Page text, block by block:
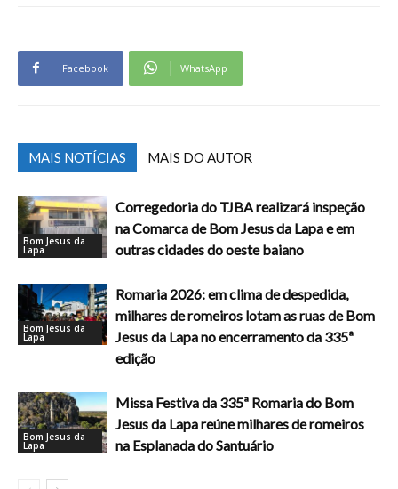
Facebook WhatsApp
MAIS NOTÍCIAS MAIS DO AUTOR
Bom Jesus da
Lapa
Corregedoria do TJBA realizará inspeção
na Comarca de Bom Jesus da Lapa e em
outras cidades do oeste baiano
Bom Jesus da
Lapa
Romaria 2026: em clima de despedida,
milhares de romeiros lotam as ruas de Bom
Jesus da Lapa no encerramento da 335ª
edição
Bom Jesus da
Lapa
Missa Festiva da 335ª Romaria do Bom
Jesus da Lapa reúne milhares de romeiros
na Esplanada do Santuário